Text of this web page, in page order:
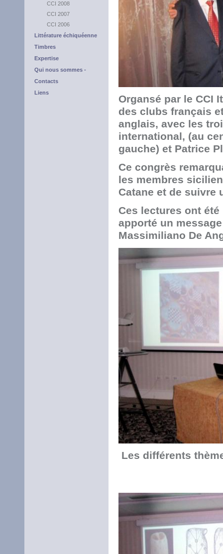
CCI 2008
CCI 2007
CCI 2006
Littérature échiquéenne
Timbres
Expertise
Qui nous sommes -
Contacts
Liens
Organsé par le CCI
des clubs français
anglais, avec les
international, (au
gauche) et Patrice
Ce congrès
les membres
Catane et de suivre
Ces lectures ont
apporté un
Massimiliano De
Les différents